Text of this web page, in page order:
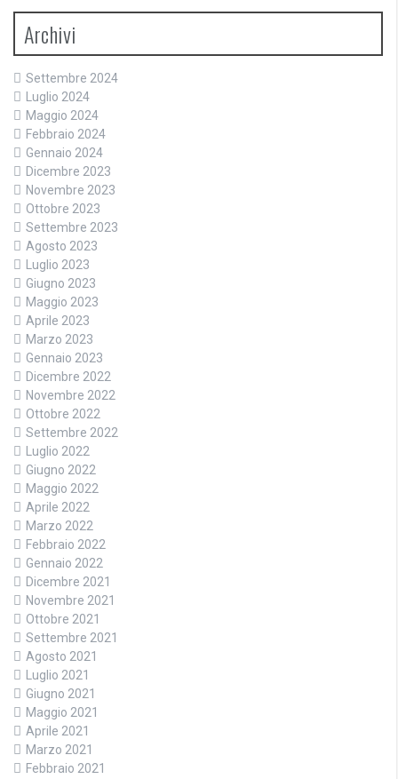
Archivi
Settembre 2024
Luglio 2024
Maggio 2024
Febbraio 2024
Gennaio 2024
Dicembre 2023
Novembre 2023
Ottobre 2023
Settembre 2023
Agosto 2023
Luglio 2023
Giugno 2023
Maggio 2023
Aprile 2023
Marzo 2023
Gennaio 2023
Dicembre 2022
Novembre 2022
Ottobre 2022
Settembre 2022
Luglio 2022
Giugno 2022
Maggio 2022
Aprile 2022
Marzo 2022
Febbraio 2022
Gennaio 2022
Dicembre 2021
Novembre 2021
Ottobre 2021
Settembre 2021
Agosto 2021
Luglio 2021
Giugno 2021
Maggio 2021
Aprile 2021
Marzo 2021
Febbraio 2021